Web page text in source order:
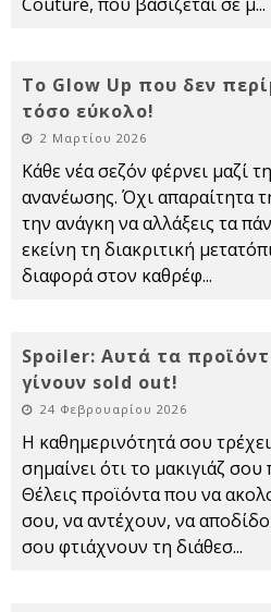
Το Glow Up που δεν
τόσο εύκολο!
2 Μαρτίου 2026
Κάθε νέα σεζόν φέρνει μαζί
ανανέωσης. Όχι απαραίτητα
την ανάγκη να αλλάξεις τα
εκείνη τη διακριτική
διαφορά στον καθρέφ...
Spoiler: Αυτά τα
γίνουν sold out!
24 Φεβρουαρίου 2026
Η καθημερινότητά σου
σημαίνει ότι το μακιγιάζ
Θέλεις προϊόντα που να
σου, να αντέχουν, να
σου φτιάχνουν τη διάθεσ...